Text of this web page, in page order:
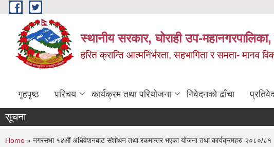
Skip to main content
स्थानीय सरकार, घोराही उप-
हरित क्रान्ति आत्मनिर्भरता, सहभागिता र समता- मानव
गृहपृष्ठ परिचय कार्यक्रम तथा परियोजना निवेदनको ढाँचा
सूचना
You are here
Home » नगरसभा १४औं अधिवेशनबाट संशोधन तथा रकमान्तर भएका योजना तथा कार्यक्रमहरु २०८०/८१